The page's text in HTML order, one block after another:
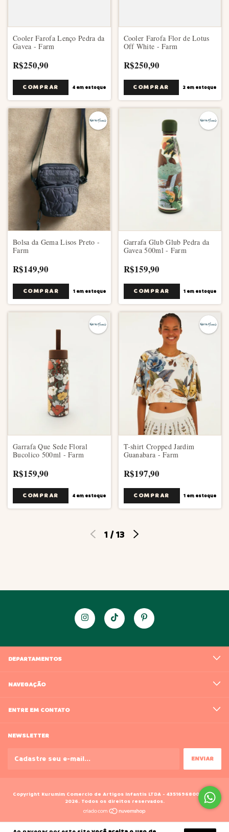
Cooler Farofa Lenço Pedra da
Gavea - Farm
R$250,90
4em estoque
Cooler Farofa Flor de Lotus
Off White - Farm
R$250,90
2 em estoque
Bolsa da Gema Lisos Preto -
Farm
R$149,90
1em estoque
Garrafa Glub Glub Pedra da
Gavea 500ml - Farm
R$159,90
1 em estoque
Garrafa Que Sede Floral
Bucolico 500ml - Farm
R$159,90
4em estoque
T-shirt Cropped Jardim
Guanabara - Farm
R$197,90
COMPRAR 1 em estoque
1 / 13
DEPARTAMENTOS
NAVEGAÇÃO
ENTRE EM CONTATO
NEWSLETTER
Copyright Kurumim Comercio de Artigos Infantis LTDA - 43516968000188 -
2026. Todos os direitos reservados.